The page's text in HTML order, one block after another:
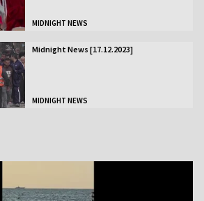
MIDNIGHT NEWS
Midnight News [17.12.2023]
MIDNIGHT NEWS